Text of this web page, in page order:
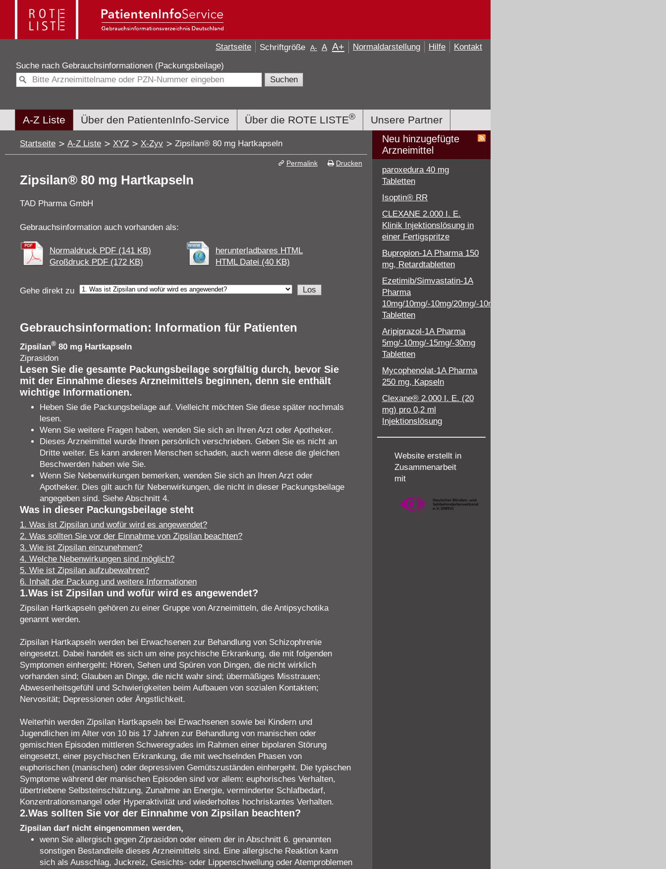
Suche nach Gebrauchsinformationen (Packungsbeilage)
A-Z Liste Über den PatientenInfo-Service Über die ROTE LISTE® Unsere Partner
Startseite Schriftgröße A- A A+ Normaldarstellung Hilfe Kontakt
Startseite A-Z Liste XYZ X-Zyv Zipsilan® 80 mg Hartkapseln
Zipsilan® 80 mg Hartkapseln
TAD Pharma GmbH
Gebrauchsinformation auch vorhanden als:
Normaldruck PDF (141 KB)
Großdruck PDF (172 KB)
herunterladbares HTML
HTML Datei (40 KB)
Gehe direkt zu
Gebrauchsinformation: Information für Patienten
Zipsilan® 80 mg Hartkapseln
Ziprasidon
Lesen Sie die gesamte Packungsbeilage sorgfältig durch, bevor Sie
mit der Einnahme dieses Arzneimittels beginnen, denn sie enthält
wichtige Informationen.
Heben Sie die Packungsbeilage auf. Vielleicht möchten Sie diese später nochmals
lesen.
Wenn Sie weitere Fragen haben, wenden Sie sich an Ihren Arzt oder Apotheker.
Dieses Arzneimittel wurde Ihnen persönlich verschrieben. Geben Sie es nicht an
Dritte weiter. Es kann anderen Menschen schaden, auch wenn diese die gleichen
Beschwerden haben wie Sie.
Wenn Sie Nebenwirkungen bemerken, wenden Sie sich an Ihren Arzt oder
Apotheker. Dies gilt auch für Nebenwirkungen, die nicht in dieser Packungsbeilage
angegeben sind. Siehe Abschnitt 4.
Was in dieser Packungsbeilage steht
1. Was ist Zipsilan und wofür wird es angewendet?
2. Was sollten Sie vor der Einnahme von Zipsilan beachten?
3. Wie ist Zipsilan einzunehmen?
4. Welche Nebenwirkungen sind möglich?
5. Wie ist Zipsilan aufzubewahren?
6. Inhalt der Packung und weitere Informationen
1.Was ist Zipsilan und wofür wird es angewendet?
Zipsilan Hartkapseln gehören zu einer Gruppe von Arzneimitteln, die Antipsychotika
genannt werden.
Zipsilan Hartkapseln werden bei Erwachsenen zur Behandlung von Schizophrenie
eingesetzt. Dabei handelt es sich um eine psychische Erkrankung, die mit folgenden
Symptomen einhergeht: Hören, Sehen und Spüren von Dingen, die nicht wirklich
vorhanden sind; Glauben an Dinge, die nicht wahr sind; übermäßiges Misstrauen;
Abwesenheitsgefühl und Schwierigkeiten beim Aufbauen von sozialen Kontakten;
Nervosität; Depressionen oder Ängstlichkeit.
Weiterhin werden Zipsilan Hartkapseln bei Erwachsenen sowie bei Kindern und
Jugendlichen im Alter von 10 bis 17 Jahren zur Behandlung von manischen oder
gemischten Episoden mittleren Schweregrades im Rahmen einer bipolaren Störung
eingesetzt, einer psychischen Erkrankung, die mit wechselnden Phasen von
euphorischen (manischen) oder depressiven Gemütszuständen einhergeht. Die typischen
Symptome während der manischen Episoden sind vor allem: euphorisches Verhalten,
übertriebene Selbsteinschätzung, Zunahme an Energie, verminderter Schlafbedarf,
Konzentrationsmangel oder Hyperaktivität und wiederholtes hochriskantes Verhalten.
2.Was sollten Sie vor der Einnahme von Zipsilan beachten?
Zipsilan darf nicht eingenommen werden,
wenn Sie allergisch gegen Ziprasidon oder einem der in Abschnitt 6. genannten
sonstigen Bestandteile dieses Arzneimittels sind. Eine allergische Reaktion kann
sich als Ausschlag, Juckreiz, Gesichts- oder Lippenschwellung oder Atemproblemen
Permalink Drucken
Neu hinzugefügte
Arzneimittel
paroxedura 40 mg
Tabletten
Isoptin® RR
CLEXANE 2.000 I. E.
Klinik Injektionslösung in
einer Fertigspritze
Bupropion-1A Pharma 150
mg, Retardtabletten
Ezetimib/Simvastatin-1A
Pharma
10mg/10mg/-10mg/20mg/-10mg/40mg/-10mg/80mg
Tabletten
Aripiprazol-1A Pharma
5mg/-10mg/-15mg/-30mg
Tabletten
Mycophenolat-1A Pharma
250 mg, Kapseln
Clexane® 2.000 I. E. (20
mg) pro 0,2 ml
Injektionslösung
Website erstellt in
Zusammenarbeit
mit